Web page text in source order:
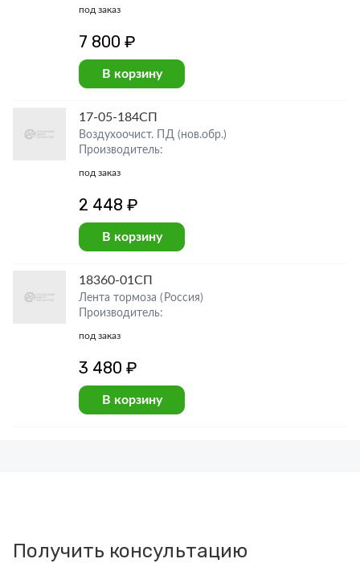
под заказ
7 800 ₽
В корзину
17-05-184СП
Воздухоочист. ПД (нов.обр.)
Производитель:
под заказ
2 448 ₽
В корзину
18360-01СП
Лента тормоза (Россия)
Производитель:
под заказ
3 480 ₽
В корзину
Получить консультацию